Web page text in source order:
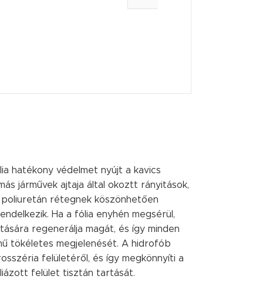
hatékony védelmet nyújt a kavics
járművek ajtaja által okoztt rányitások,
rétegnek köszönhetően
Ha a fólia enyhén megsérül,
regenerálja magát, és így minden
tökéletes megjelenését. A hidrofób
felületéről, és így megkönnyíti a
felület tisztán tartását.